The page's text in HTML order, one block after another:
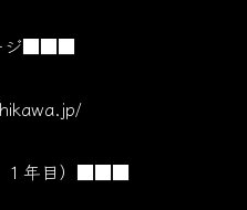
ジ■■■
１年目）■■■